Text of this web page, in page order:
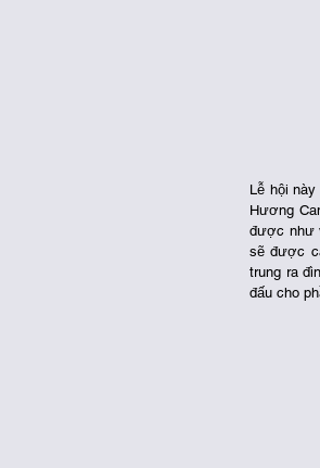
Lễ hội
Hương
được như
sẽ được
trung ra
đấu cho